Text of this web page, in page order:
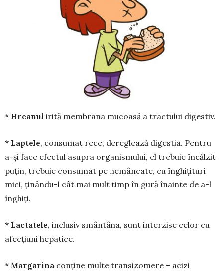
* Hreanul irită membrana mucoasă a tractului digestiv.
* Laptele, consumat rece, dereglează di­gestia. Pentru
a-și face efectul asupra orga­nis­mului, el trebuie încălzit
puțin, trebuie con­sumat pe nemâncate, cu înghițituri
mici, ținându-l cât mai mult timp în gură înainte de a-l
înghiți.
* Lactatele, inclusiv smântâna, sunt interzise celor cu
afecțiuni hepatice.
* Margarina conține multe transizomere – acizi